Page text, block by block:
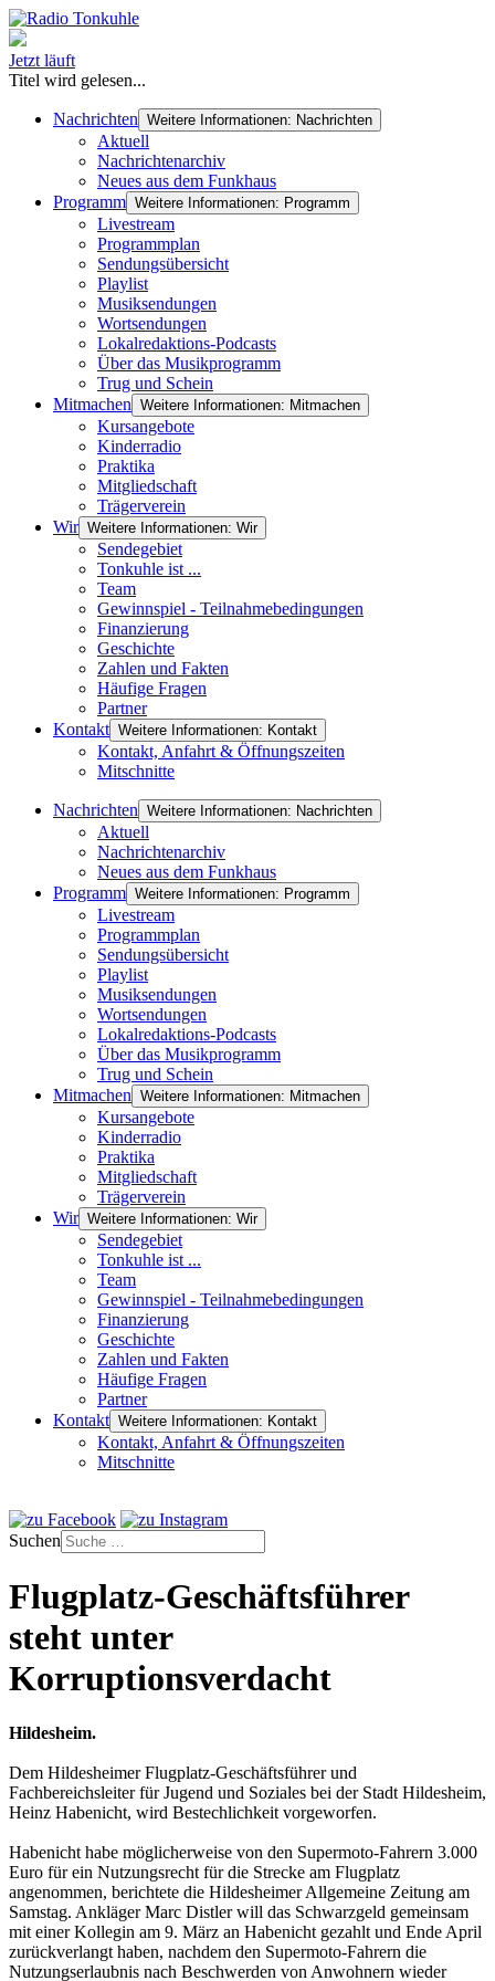
Jetzt läuft
Titel wird gelesen...
Nachrichten Weitere Informationen: Nachrichten
Aktuell
Nachrichtenarchiv
Neues aus dem Funkhaus
Programm Weitere Informationen: Programm
Livestream
Programmplan
Sendungsübersicht
Playlist
Musiksendungen
Wortsendungen
Lokalredaktions-Podcasts
Über das Musikprogramm
Trug und Schein
Mitmachen Weitere Informationen: Mitmachen
Kursangebote
Kinderradio
Praktika
Mitgliedschaft
Trägerverein
Wir Weitere Informationen: Wir
Sendegebiet
Tonkuhle ist ...
Team
Gewinnspiel - Teilnahmebedingungen
Finanzierung
Geschichte
Zahlen und Fakten
Häufige Fragen
Partner
Kontakt Weitere Informationen: Kontakt
Kontakt, Anfahrt & Öffnungszeiten
Mitschnitte
Nachrichten Weitere Informationen: Nachrichten
Aktuell
Nachrichtenarchiv
Neues aus dem Funkhaus
Programm Weitere Informationen: Programm
Livestream
Programmplan
Sendungsübersicht
Playlist
Musiksendungen
Wortsendungen
Lokalredaktions-Podcasts
Über das Musikprogramm
Trug und Schein
Mitmachen Weitere Informationen: Mitmachen
Kursangebote
Kinderradio
Praktika
Mitgliedschaft
Trägerverein
Wir Weitere Informationen: Wir
Sendegebiet
Tonkuhle ist ...
Team
Gewinnspiel - Teilnahmebedingungen
Finanzierung
Geschichte
Zahlen und Fakten
Häufige Fragen
Partner
Kontakt Weitere Informationen: Kontakt
Kontakt, Anfahrt & Öffnungszeiten
Mitschnitte
Suchen
Flugplatz-Geschäftsführer
steht unter
Korruptionsverdacht
Hildesheim.
Dem Hildesheimer Flugplatz-Geschäftsführer und
Fachbereichsleiter für Jugend und Soziales bei der Stadt Hildesheim,
Heinz Habenicht, wird Bestechlichkeit vorgeworfen.
Habenicht habe möglicherweise von den Supermoto-Fahrern 3.000
Euro für ein Nutzungsrecht für die Strecke am Flugplatz
angenommen, berichtete die Hildesheimer Allgemeine Zeitung am
Samstag. Ankläger Marc Distler will das Schwarzgeld gemeinsam
mit einer Kollegin am 9. März an Habenicht gezahlt und Ende April
zurückverlangt haben, nachdem den Supermoto-Fahrern die
Nutzungserlaubnis nach Beschwerden von Anwohnern wieder